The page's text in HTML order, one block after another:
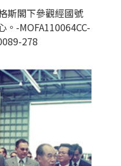
斯閣下參觀經國號
。-MOFA110064CC-
278